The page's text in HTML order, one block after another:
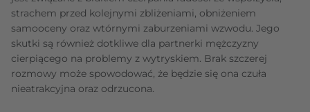
strachem przed kolejnymi zbliżeniami, obniżeniem
samooceny oraz wtórnymi zaburzeniami wzwodu. Jego
skutki są również dotkliwe dla partnerki mężczyzny
cierpiącego na problemy z wytryskiem. Brak szczerej
rozmowy może spowodować, że będzie się ona czuła
nieatrakcyjna oraz odrzucona.